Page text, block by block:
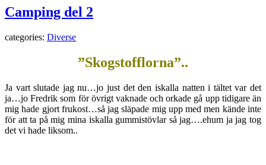
Camping del 2
categories: Diverse
”Skogstofflorna”..
Ja vart slutade jag nu…jo just det den iskalla natten i tältet var det
ja…jo Fredrik som för övrigt vaknade och orkade gå upp tidigare än
mig hade gjort frukost…så jag släpade mig upp med men kände inte
för att ta på mig mina iskalla gummistövlar så jag….ehum ja jag tog
det vi hade liksom..